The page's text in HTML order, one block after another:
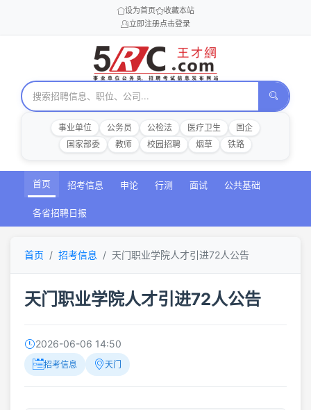
设为首页
收藏本站
立即注册点击登录
事业单位 公务员 公检法 医疗卫生
国企
国家部委
教师 校园招聘 烟草 铁路
首页 招考信息 申论 行测 面试 公共基础
各省招聘日报
首页 招考信息 天门职业学院人才引进72人公告
天门职业学院人才引进72人公告
2026-06-06 14:50
招考信息 天门